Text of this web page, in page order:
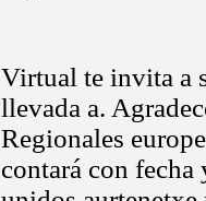
Virtual te invita a
llevada a.
Regionales
contará con